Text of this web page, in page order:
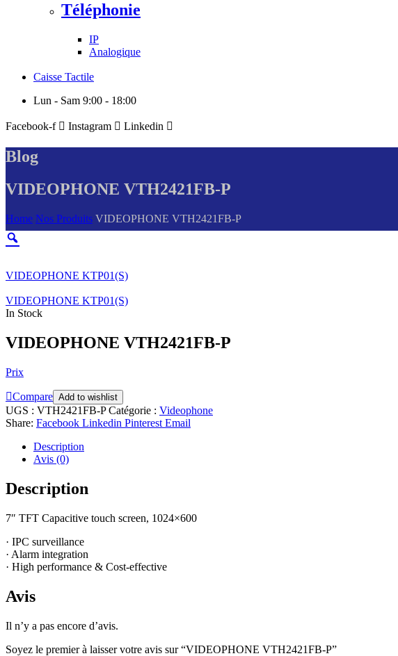
Téléphonie
IP
Analogique
Caisse Tactile
Lun - Sam 9:00 - 18:00
Facebook-f Instagram Linkedin
Blog
VIDEOPHONE VTH2421FB-P
Home Nos Produits VIDEOPHONE VTH2421FB-P
VIDEOPHONE KTP01(S)
VIDEOPHONE KTP01(S)
In Stock
VIDEOPHONE VTH2421FB-P
Prix
Compare Add to wishlist
UGS : VTH2421FB-P Catégorie : Videophone
Share: Facebook Linkedin Pinterest Email
Description
Avis (0)
Description
7″ TFT Capacitive touch screen, 1024×600
· IPC surveillance
· Alarm integration
· High performance & Cost-effective
Avis
Il n’y a pas encore d’avis.
Soyez le premier à laisser votre avis sur “VIDEOPHONE VTH2421FB-P”